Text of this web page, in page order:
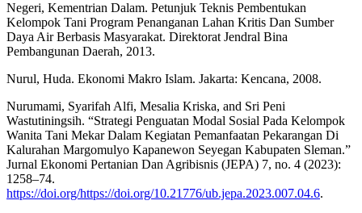
Negeri, Kementrian Dalam. Petunjuk Teknis Pembentukan
Kelompok Tani Program Penanganan Lahan Kritis Dan Sumber
Daya Air Berbasis Masyarakat. Direktorat Jendral Bina
Pembangunan Daerah, 2013.
Nurul, Huda. Ekonomi Makro Islam. Jakarta: Kencana, 2008.
Nurumami, Syarifah Alfi, Mesalia Kriska, and Sri Peni
Wastutiningsih. “Strategi Penguatan Modal Sosial Pada Kelompok
Wanita Tani Mekar Dalam Kegiatan Pemanfaatan Pekarangan Di
Kalurahan Margomulyo Kapanewon Seyegan Kabupaten Sleman.”
Jurnal Ekonomi Pertanian Dan Agribisnis (JEPA) 7, no. 4 (2023):
1258–74.
https://doi.org/https://doi.org/10.21776/ub.jepa.2023.007.04.6.